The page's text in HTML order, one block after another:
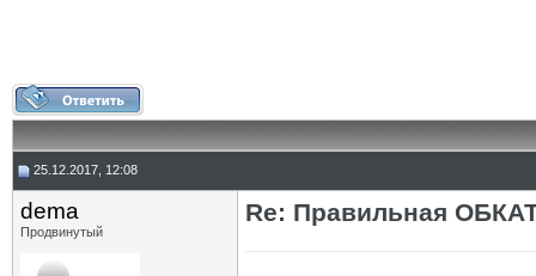
25.12.2017, 12:08
dema
Продвинутый
Re: Правильная